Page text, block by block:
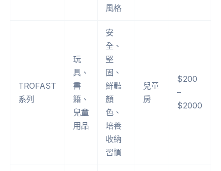
風格
TROFAST
系列
玩
具、
書
籍、
兒童
用品
安
全、
堅
固、
鮮豔
顏
色、
培養
收納
習慣
兒童
房
$200
–
$2000